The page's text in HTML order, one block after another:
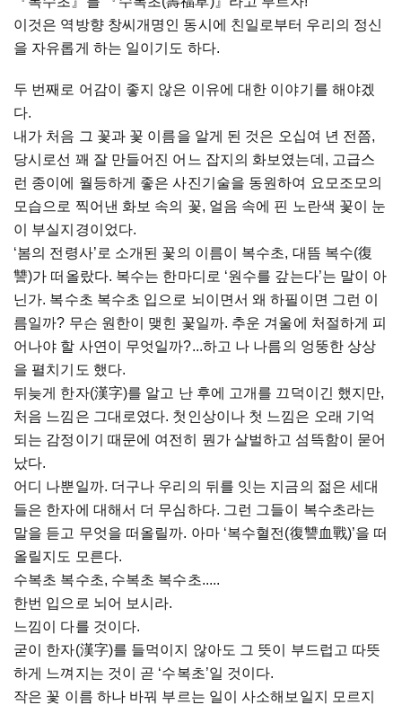
이것은 역방향 창씨개명인 동시에 친일로부터 우리의 정신
을 자유롭게 하는 일이기도 하다.
두 번째로 어감이 좋지 않은 이유에 대한 이야기를 해야겠
다.
내가 처음 그 꽃과 꽃 이름을 알게 된 것은 오십여 년 전쯤,
당시로선 꽤 잘 만들어진 어느 잡지의 화보였는데, 고급스
런 종이에 월등하게 좋은 사진기술을 동원하여 요모조모의
모습으로 찍어낸 화보 속의 꽃, 얼음 속에 핀 노란색 꽃이 눈
이 부실지경이었다.
‘봄의 전령사’로 소개된 꽃의 이름이 복수초, 대뜸 복수(復
讐)가 떠올랐다. 복수는 한마디로 ‘원수를 갚는다’는 말이 아
닌가. 복수초 복수초 입으로 뇌이면서 왜 하필이면 그런 이
름일까? 무슨 원한이 맺힌 꽃일까. 추운 겨울에 처절하게 피
어나야 할 사연이 무엇일까?...하고 나 나름의 엉뚱한 상상
을 펼치기도 했다.
뒤늦게 한자(漢字)를 알고 난 후에 고개를 끄덕이긴 했지만,
처음 느낌은 그대로였다. 첫인상이나 첫 느낌은 오래 기억
되는 감정이기 때문에 여전히 뭔가 살벌하고 섬뜩함이 묻어
났다.
어디 나뿐일까. 더구나 우리의 뒤를 잇는 지금의 젊은 세대
들은 한자에 대해서 더 무심하다. 그런 그들이 복수초라는
말을 듣고 무엇을 떠올릴까. 아마 ‘복수혈전(復讐血戰)’을 떠
올릴지도 모른다.
수복초 복수초, 수복초 복수초.....
한번 입으로 뇌어 보시라.
느낌이 다를 것이다.
굳이 한자(漢字)를 들먹이지 않아도 그 뜻이 부드럽고 따뜻
하게 느껴지는 것이 곧 ‘수복초’일 것이다.
작은 꽃 이름 하나 바꿔 부르는 일이 사소해보일지 모르지